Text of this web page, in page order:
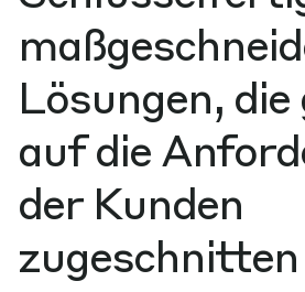
Lösungen, die
auf die
der Kunden